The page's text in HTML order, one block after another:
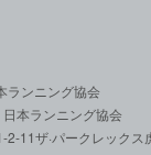
ランニング協会
本ランニング協会
2-11ザ·パークレックス